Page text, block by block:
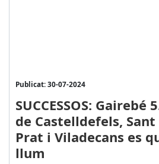
Publicat: 30-07-2024
SUCCESSOS: Gairebé
de Castelldefels, Sant
Prat i Viladecans es
llum